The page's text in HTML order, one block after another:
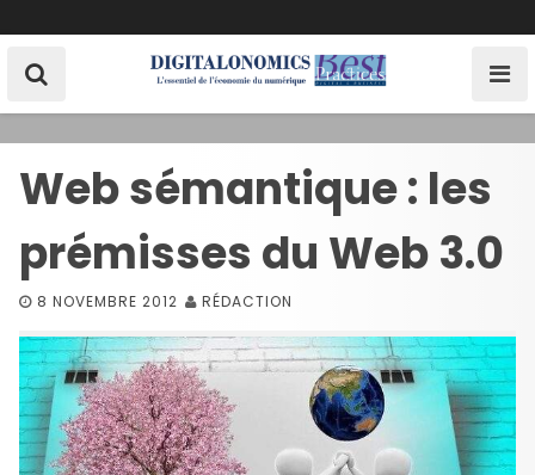
k
Web sémantique : les
prémisses du Web 3.0
8 NOVEMBRE 2012 RÉDACTION